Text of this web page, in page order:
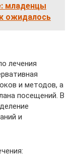
младенцы
ожидалось
лечения
и методов, а
посещений. В
и